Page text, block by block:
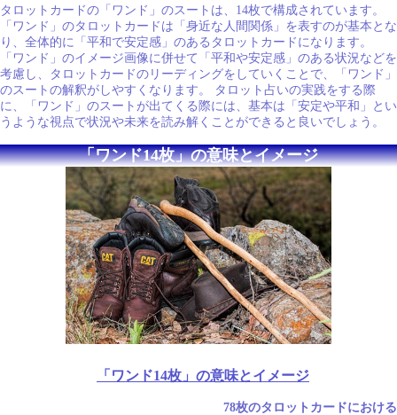
タロットカードの「ワンド」のスートは、14枚で構成されています。
「ワンド」のタロットカードは「身近な人間関係」を表すのが基本とな
り、全体的に「平和で安定感」のあるタロットカードになります。
「ワンド」のイメージ画像に併せて「平和や安定感」のある状況などを
考慮し、タロットカードのリーディングをしていくことで、「ワンド」
のスートの解釈がしやすくなります。 タロット占いの実践をする際
に、「ワンド」のスートが出てくる際には、基本は「安定や平和」とい
うような視点で状況や未来を読み解くことができると良いでしょう。
「ワンド14枚」の意味とイメージ
「ワンド14枚」の意味とイメージ
78枚のタロットカードにおける